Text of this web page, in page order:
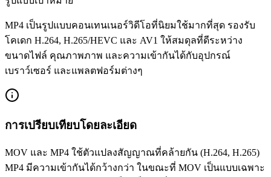
MP4 เป็นรูปแบบคอนเทนเนอร์วิดีโอที่นิยมใช้มากที่สุด รองรับ
โคเดก H.264, H.265/HEVC และ AV1 ให้สมดุลที่ดีระหว่าง
ขนาดไฟล์ คุณภาพภาพ และความเข้ากันได้กับอุปกรณ์
เบราว์เซอร์ และแพลตฟอร์มต่างๆ
การเปรียบเทียบโดยละเอียด
MOV และ MP4 ใช้ตัวแปลงสัญญาณที่คล้ายกัน (H.264, H.265)
MP4 มีความเข้ากันได้กว้างกว่า ในขณะที่ MOV เป็นแบบเฉพาะ